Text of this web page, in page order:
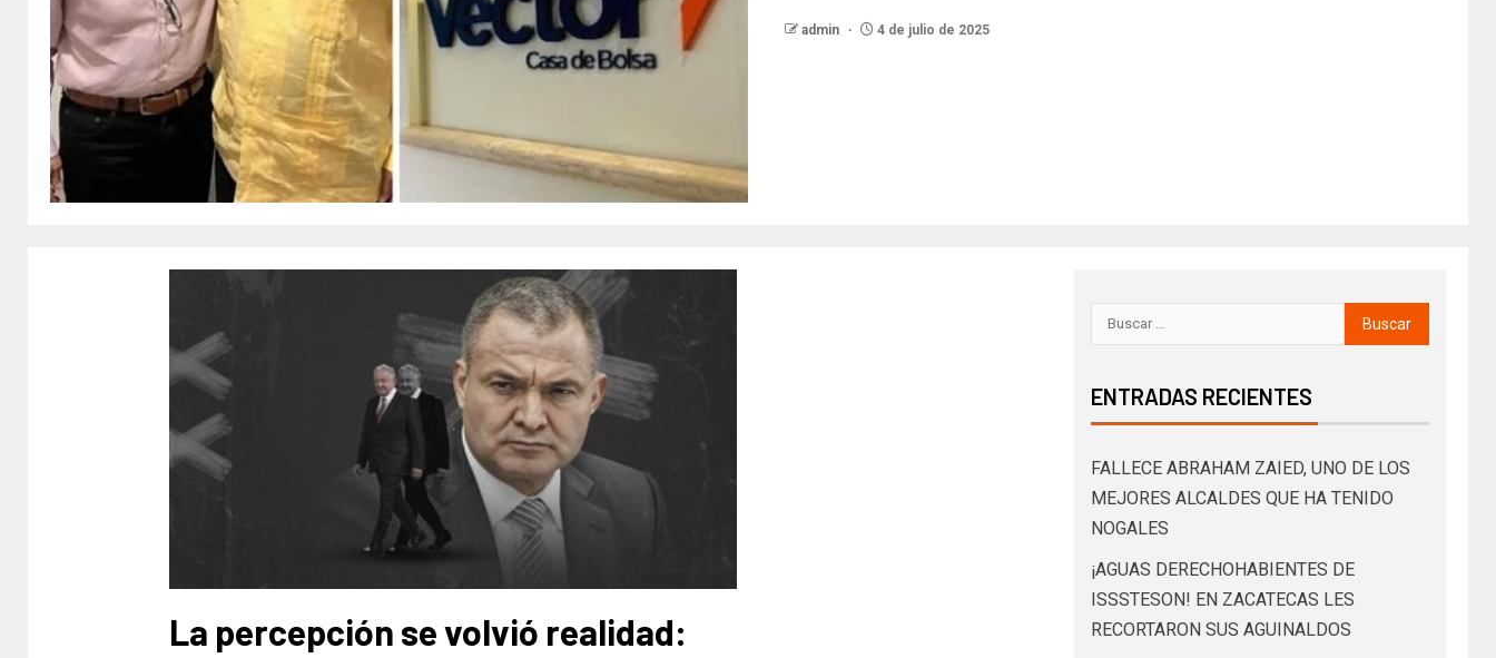
admin 4 de julio de 2025
La percepción se volvió realidad:
ENTRADAS RECIENTES
FALLECE ABRAHAM ZAIED, UNO DE LOS
MEJORES ALCALDES QUE HA TENIDO
NOGALES
¡AGUAS DERECHOHABIENTES DE
ISSSTESON! EN ZACATECAS LES
RECORTARON SUS AGUINALDOS